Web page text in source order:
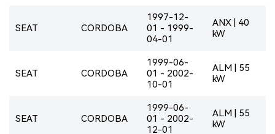
SEAT CORDOBA
1997-12-
01 - 1999-
04-01
ANX | 40
kW
SEAT CORDOBA
1999-06-
01 - 2002-
10-01
ALM | 55
kW
SEAT CORDOBA
1999-06-
01 - 2002-
12-01
ALM | 55
kW